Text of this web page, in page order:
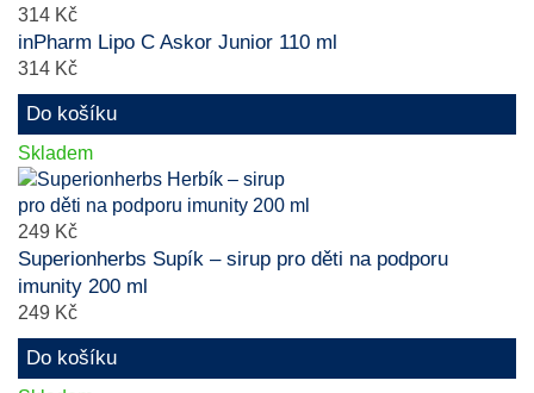
314 Kč
inPharm Lipo C Askor Junior 110 ml
314 Kč
Do košíku
Skladem
249 Kč
Superionherbs Supík – sirup pro děti na podporu
imunity 200 ml
249 Kč
Do košíku